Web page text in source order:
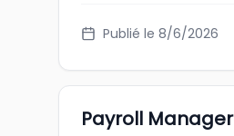
Publié le 8/6/2026
Payroll Manager